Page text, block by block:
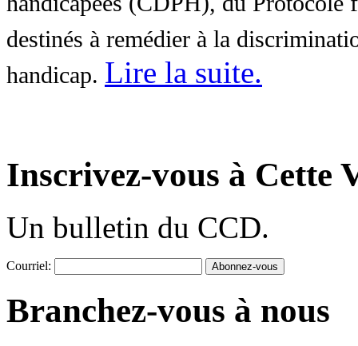
destinés à remédier à la
handicap. Lire la suite.
Inscrivez-vous à Cette
Un bulletin du CCD.
Courriel:
Branchez-vous à nous